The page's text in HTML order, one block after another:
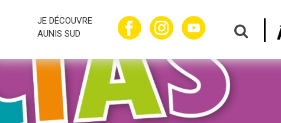
JE DÉCOUVRE
AUNIS SUD